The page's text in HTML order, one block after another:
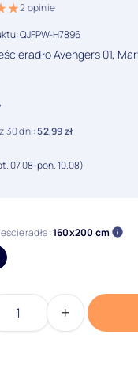
2 opinie
QJFPW-H7896
Avengers 01,
30 dni:52,99zł
07.08-pon. 10.08)
160x200 cm
ilość
Prześcieradło
+